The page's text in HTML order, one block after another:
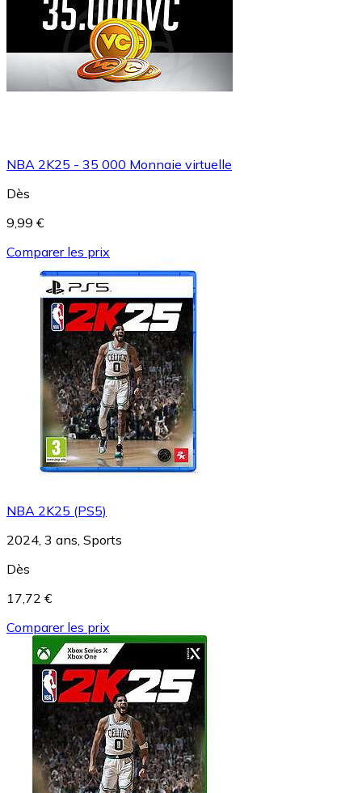
NBA 2K25 - 35 000 Monnaie virtuelle
Dès
9,99 €
Comparer les prix
NBA 2K25 (PS5)
2024, 3 ans, Sports
Dès
17,72 €
Comparer les prix